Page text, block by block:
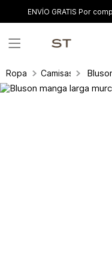
ENVÍO GRATIS Por
Ropa Camisas y blusas